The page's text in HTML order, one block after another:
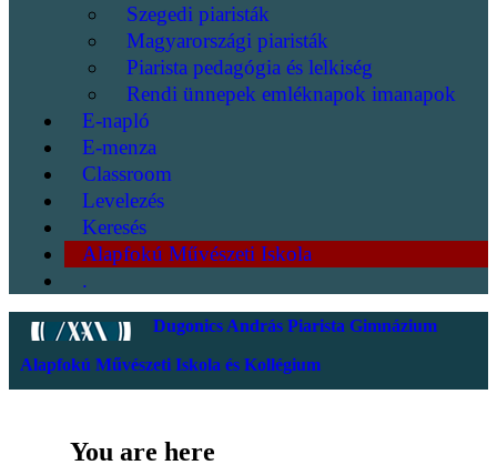
Szegedi piaristák
Magyarországi piaristák
Piarista pedagógia és lelkiség
Rendi ünnepek emléknapok imanapok
E-napló
E-menza
Classroom
Levelezés
Keresés
Alapfokú Művészeti Iskola
.
Dugonics András Piarista Gimnázium
Alapfokú Művészeti Iskola és Kollégium
You are here